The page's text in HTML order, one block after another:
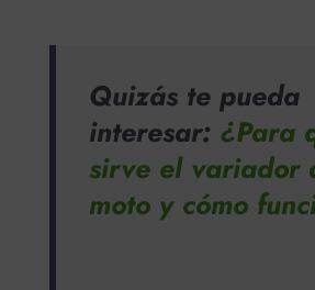
Quizás te pueda
interesar: ¿Para
sirve el variador
moto y cómo